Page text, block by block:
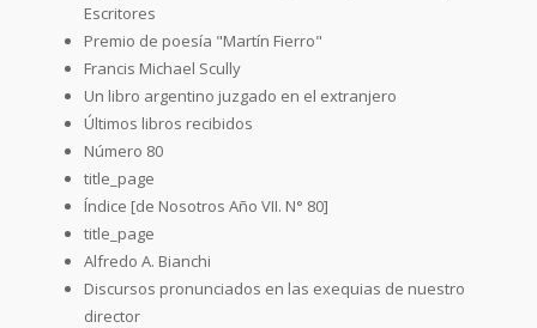
Escritores
Premio de poesía "Martín Fierro"
Francis Michael Scully
Un libro argentino juzgado en el extranjero
Últimos libros recibidos
Número 80
title_page
Índice [de Nosotros Año VII. N° 80]
title_page
Alfredo A. Bianchi
Discursos pronunciados en las exequias de nuestro
director